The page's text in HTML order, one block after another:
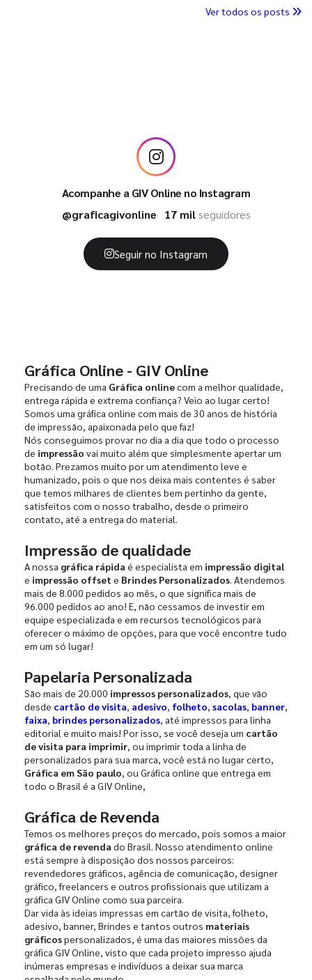
Ver todos os posts
Acompanhe a GIV Online no Instagram
@graficagivonline
17 milseguidores
Seguir no Instagram
Gráfica Online - GIV Online
Precisando de uma Gráfica onlinecom a melhor qualidade,
entrega rápida e extrema confiança? Veio ao lugar certo!
Somos uma gráfica online com mais de 30 anos de história
de impressão, apaixonada pelo que faz!
Nós conseguimos provar no dia a dia que todo o processo
de impressão vai muito além que simplesmente apertar um
botão. Prezamos muito por um atendimento leve e
humanizado, pois o que nos deixa mais contentes é saber
que temos milhares de clientes bem pertinho da gente,
satisfeitos com o nosso trabalho, desde o primeiro
contato, até a entrega do material.
Impressão de qualidade
A nossa gráfica rápida é especialista em impressão digital
e impressão offset e Brindes Personalizados. Atendemos
mais de 8.000 pedidos ao mês, o que significa mais de
96.000 pedidos ao ano! E, não cessamos de investir em
equipe especializada e em recursos tecnológicos para
oferecer o máximo de opções, para que você encontre tudo
em um só lugar!
Papelaria Personalizada
São mais de 20.000 impressos personalizados, que vão
desde cartão de visita, adesivo, folheto, sacolas, banner,
faixa, brindes personalizados, até impressos para linha
editorial e muito mais! Por isso, se você deseja um cartão
de visita para imprimir, ou imprimir toda a linha de
personalizados para sua marca, você está no lugar certo,
Gráfica em São paulo, ou Gráfica online que entrega em
todo o Brasil é a GIV Online,
Gráfica de Revenda
Temos os melhores preços do mercado, pois somos a maior
gráfica de revenda do Brasil. Nosso atendimento online
está sempre à disposição dos nossos parceiros:
revendedores gráficos, agência de comunicação, designer
gráfico, freelancers e outros profissionais que utilizam a
gráfica GIV Online como sua parceira.
Dar vida às ideias impressas em cartão de visita, folheto,
adesivo, banner, Brindes e tantos outros materiais
gráficospersonalizados, é uma das maiores missões da
gráfica GIV Online, visto que cada projeto impresso ajuda
inúmeras empresas e indivíduos a deixar sua marca